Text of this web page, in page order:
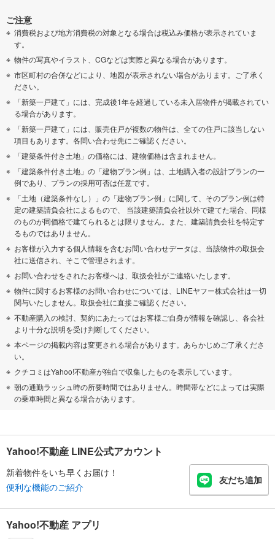
ご注意
消費税および地方消費税の対象となる場合は税込み価格が表示されていま
す。
物件の写真やイラスト、CGなどは実際と異なる場合があります。
市区町村の合併などにより、地図が表示されない場合があります。ご了承く
ださい。
「新築一戸建て」には、完成後1年を経過している未入居物件が掲載されてい
る場合があります。
「新築一戸建て」には、販売住戸が複数の物件は、全ての住戸に該当しない
項目もあります。各問い合わせ先にご確認ください。
「建築条件付き土地」の価格には、建物価格は含まれません。
「建築条件付き土地」の「建物プラン例」は、土地購入者の設計プランの一
例であり、プランの採用可否は任意です。
「土地（建築条件なし）」の「建物プラン例」に関して、そのプラン例は特
定の建築請負会社によるもので、 当該建築請負会社以外で建てた場合、同様
のものが同価格で建てられるとは限りません。また、建築請負会社を特定す
るものではありません。
お客様が入力する個人情報を含むお問い合わせデータは、当該物件の取扱会
社に送信され、そこで管理されます。
お問い合わせをされたお客様へは、取扱会社がご連絡いたします。
物件に関するお客様のお問い合わせについては、LINEヤフー株式会社は一切
関与いたしません。取扱会社に直接ご確認ください。
不動産購入の検討、契約にあたってはお客様ご自身が情報を確認し、各会社
より十分な説明を受け判断してください。
本ページの掲載内容は変更される場合があります。あらかじめご了承くださ
い。
クチコミはYahoo!不動産が独自で収集したものを表示しています。
朝の通勤ラッシュ時の所要時間ではありません。時間帯などによっては実際
の乗車時間と異なる場合があります。
Yahoo!不動産 LINE公式アカウント
新着物件をいち早くお届け！
便利な機能のご紹介
友だち追加
Yahoo!不動産 アプリ